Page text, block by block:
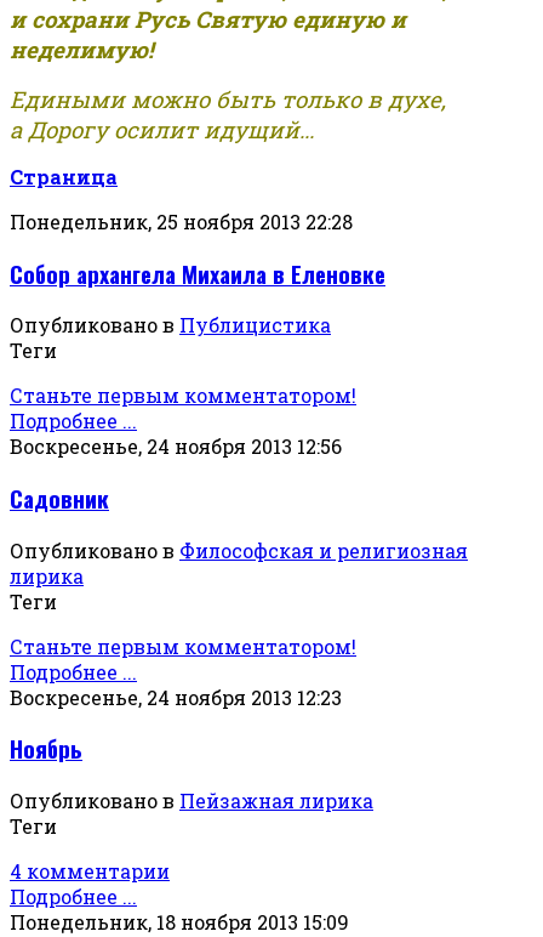
и сохрани Русь Святую единую и
неделимую!
Едиными можно быть только в духе,
а Дорогу осилит идущий...
Страница
Понедельник, 25 ноября 2013 22:28
Собор архангела Михаила в Еленовке
Опубликовано в Публицистика
Теги
Станьте первым комментатором!
Подробнее ...
Воскресенье, 24 ноября 2013 12:56
Садовник
Опубликовано в Философская и религиозная
лирика
Теги
Станьте первым комментатором!
Подробнее ...
Воскресенье, 24 ноября 2013 12:23
Ноябрь
Опубликовано в Пейзажная лирика
Теги
4 комментарии
Подробнее ...
Понедельник, 18 ноября 2013 15:09